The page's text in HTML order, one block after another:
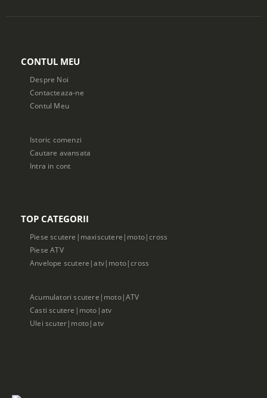
CONTUL MEU
Despre Noi
Contacteaza-ne
Contul Meu
Istoric comenzi
Cautare avansata
Intra in cont
TOP CATEGORII
Piese scutere|maxiscutere|moto|cross
Piese ATV
Anvelope scutere|atv|moto|cross
Acumulatori scutere|moto|ATV
Casti scutere|moto|atv
Ulei scuter|moto|atv